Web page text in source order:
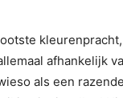
afhankelijk
als een